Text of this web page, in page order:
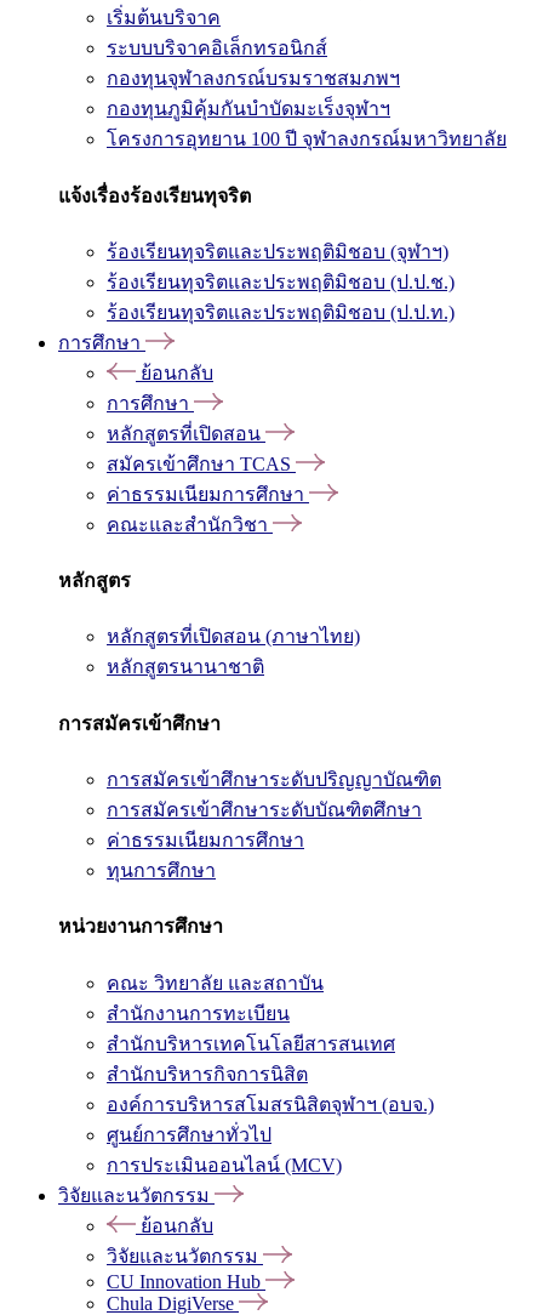
เริ่มต้นบริจาค
ระบบบริจาคอิเล็กทรอนิกส์
กองทุนจุฬาลงกรณ์บรมราชสมภพฯ
กองทุนภูมิคุ้มกันบำบัดมะเร็งจุฬาฯ
โครงการอุทยาน 100 ปี จุฬาลงกรณ์มหาวิทยาลัย
แจ้งเรื่องร้องเรียนทุจริต
ร้องเรียนทุจริตและประพฤติมิชอบ (จุฬาฯ)
ร้องเรียนทุจริตและประพฤติมิชอบ (ป.ป.ช.)
ร้องเรียนทุจริตและประพฤติมิชอบ (ป.ป.ท.)
การศึกษา
ย้อนกลับ
การศึกษา
หลักสูตรที่เปิดสอน
สมัครเข้าศึกษา TCAS
ค่าธรรมเนียมการศึกษา
คณะและสำนักวิชา
หลักสูตร
หลักสูตรที่เปิดสอน (ภาษาไทย)
หลักสูตรนานาชาติ
การสมัครเข้าศึกษา
การสมัครเข้าศึกษาระดับปริญญาบัณฑิต
การสมัครเข้าศึกษาระดับบัณฑิตศึกษา
ค่าธรรมเนียมการศึกษา
ทุนการศึกษา
หน่วยงานการศึกษา
คณะ วิทยาลัย และสถาบัน
สำนักงานการทะเบียน
สำนักบริหารเทคโนโลยีสารสนเทศ
สำนักบริหารกิจการนิสิต
องค์การบริหารสโมสรนิสิตจุฬาฯ (อบจ.)
ศูนย์การศึกษาทั่วไป
การประเมินออนไลน์ (MCV)
วิจัยและนวัตกรรม
ย้อนกลับ
วิจัยและนวัตกรรม
CU Innovation Hub
Chula DigiVerse